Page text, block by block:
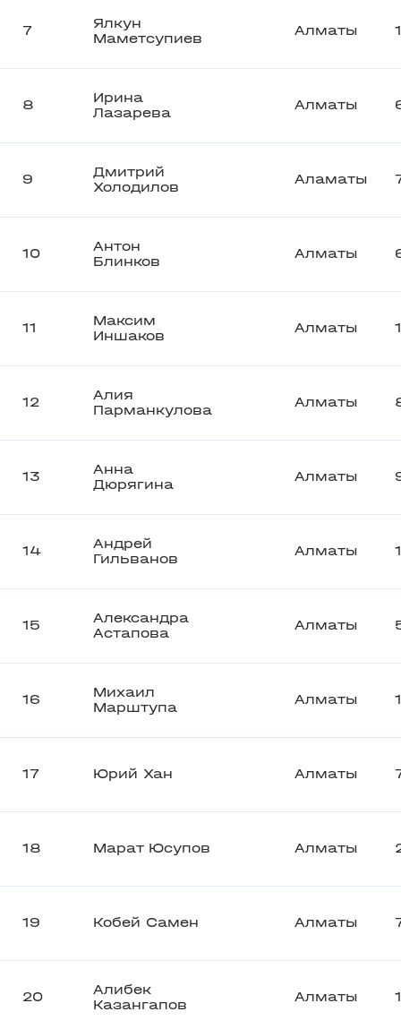
7
Ялкун
Маметсупиев
Алматы 1
8
Ирина
Лазарева
Алматы
9
Дмитрий
Холодилов
Аламаты
10
Антон
Блинков
Алматы
11
Максим
Иншаков
Алматы
12
Алия
Парманкулова
Алматы
13
Анна
Дюрягина
Алматы
14
Андрей
Гильванов
Алматы
15
Александра
Астапова
Алматы
16
Михаил
Марштупа
Алматы
17 Юрий Хан Алматы
18 Марат Юсупов Алматы
19 Кобей Самен Алматы
20
Алибек
Казангапов
Алматы